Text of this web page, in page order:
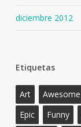
diciembre 2012
Etiquetas
Art Awesome
Epic
Funny